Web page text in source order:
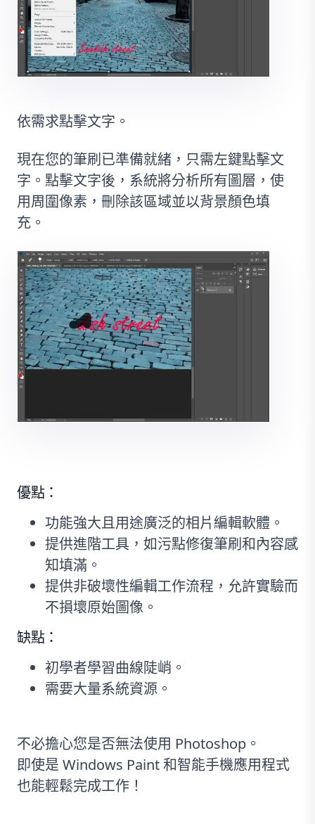
依需求點擊文字。
現在您的筆刷已準備就緒，只需左鍵點擊文
字。點擊文字後，系統將分析所有圖層，使
用周圍像素，刪除該區域並以背景顏色填
充。
優點：
功能強大且用途廣泛的相片編輯軟體。
提供進階工具，如污點修復筆刷和內容感
知填滿。
提供非破壞性編輯工作流程，允許實驗而
不損壞原始圖像。
缺點：
初學者學習曲線陡峭。
需要大量系統資源。
不必擔心您是否無法使用 Photoshop。
即使是 Windows Paint 和智能手機應用程式
也能輕鬆完成工作！